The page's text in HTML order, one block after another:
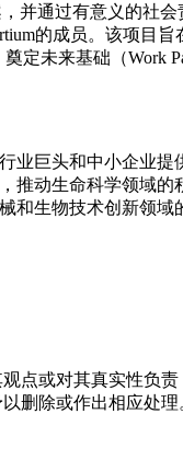
并通过有意义的社
的成员。该项目
来基础（Work
巨头和中小企业提
动生命科学领域
和生物技术创新领域
点或对其真实性负
删除或作出相应处理